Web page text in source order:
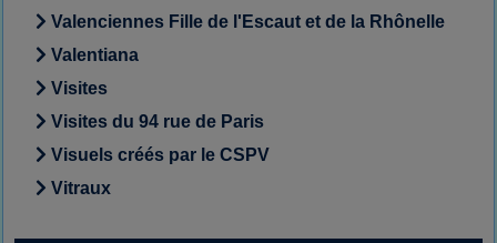
Valenciennes Fille de l'Escaut et de la Rhônelle
Valentiana
Visites
Visites du 94 rue de Paris
Visuels créés par le CSPV
Vitraux